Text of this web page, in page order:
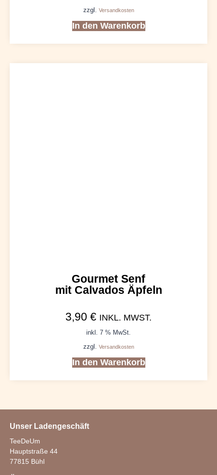
zzgl. Versandkosten
In den Warenkorb
Gourmet Senf
mit Calvados Äpfeln
3,90 € INKL. MWST.
inkl. 7 % MwSt.
zzgl. Versandkosten
In den Warenkorb
Unser Ladengeschäft
TeeDeUm
Hauptstraße 44
77815 Bühl